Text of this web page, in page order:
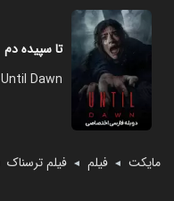
مایکت ◄ فیلم ◄ فیلم ترسناک
تا سپیده دم
Until Dawn